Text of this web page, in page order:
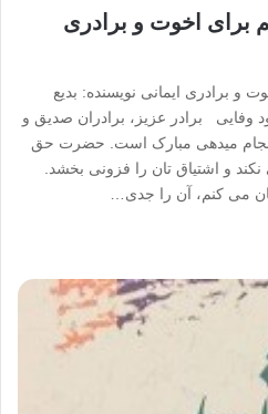
برای اخوت و برادری
و برادری ایمانی نویسنده: بدیع
وفایی برادر عزیز، برادران صدیق و
میدهی مبارک است. حضرت حق
و اشتیاق تان را فزونی بخشد.
می کنم، آن را جدی…